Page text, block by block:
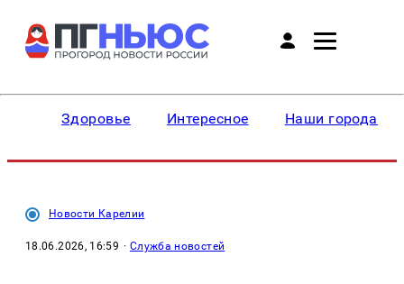
Здоровье Интересное Наши города
Новости Карелии
18.06.2026, 16:59 · Служба новостей